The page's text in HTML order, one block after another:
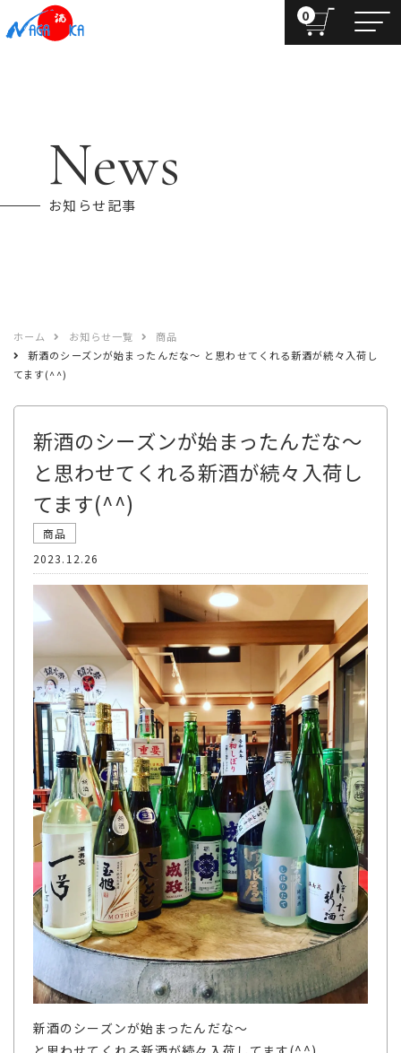
0
News
お知らせ記事
ホーム お知らせ一覧
商品
新酒のシーズンが始まったんだな～ と思わせてくれる新酒が続々入荷し
てます(^^)
新酒のシーズンが始まったんだな～
と思わせてくれる新酒が続々入荷し
てます(^^)
商品
2023.12.26
新酒のシーズンが始まったんだな～